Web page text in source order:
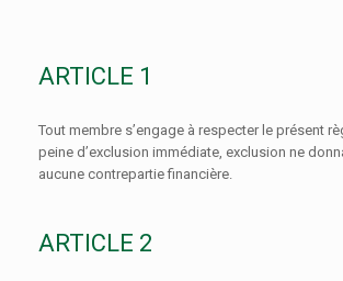
ARTICLE 1
Tout membre s’engage à respecter le présent
peine d’exclusion immédiate, exclusion ne
aucune contrepartie financière.
ARTICLE 2